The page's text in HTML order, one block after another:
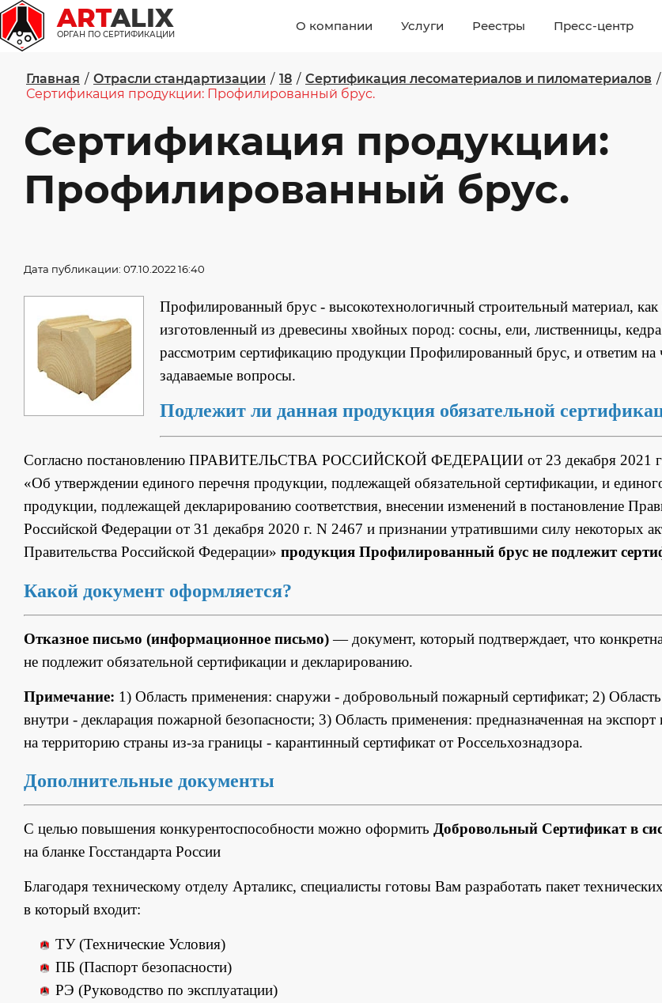
ARTALIX
ОРГАН ПО СЕРТИФИКАЦИИ
О компании Услуги Реестры Пресс-центр
Главная / Отрасли стандартизации / 18 / Сертификация лесоматериалов и пиломатериалов /
Сертификация продукции: Профилированный брус.
Сертификация продукции:
Профилированный брус.
Дата публикации: 07.10.2022 16:40
Профилированный брус - высокотехнологичный строительный материал, как
изготовленный из древесины хвойных пород: сосны, ели, лиственницы,
рассмотрим сертификацию продукции Профилированный брус, и ответим на
задаваемые вопросы.
Подлежит ли данная продукция обязательной
Согласно постановлению ПРАВИТЕЛЬСТВА РОССИЙСКОЙ ФЕДЕРАЦИИ от 23 декабря 2021
«Об утверждении единого перечня продукции, подлежащей обязательной сертификации, и
продукции, подлежащей декларированию соответствия, внесении изменений в постановление
Российской Федерации от 31 декабря 2020 г. N 2467 и признании утратившими силу некоторых
Правительства Российской Федерации» продукция Профилированный брус не подлежит
Какой документ оформляется?
Отказное письмо (информационное письмо)— документ, который подтверждает, что
не подлежит обязательной сертификации и декларированию.
Примечание: 1) Область применения: снаружи - добровольный пожарный сертификат; 2)
внутри - декларация пожарной безопасности; 3) Область применения: предназначенная на экспорт
на территорию страны из-за границы - карантинный сертификат от Россельхознадзора.
Дополнительные документы
С целью повышения конкурентоспособности можно оформить Добровольный Сертификат в
на бланке Госстандарта России
Благодаря техническому отделу Арталикс, специалисты готовы Вам разработать пакет
в который входит:
ТУ (Технические Условия)
ПБ (Паспорт безопасности)
РЭ (Руководство по эксплуатации)